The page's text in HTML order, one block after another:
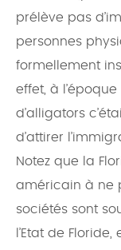
prélève pas
personnes
formellement
effet, à
d’alligators
d’attirer
Notez que la
américain à ne
sociétés sont
l’Etat de